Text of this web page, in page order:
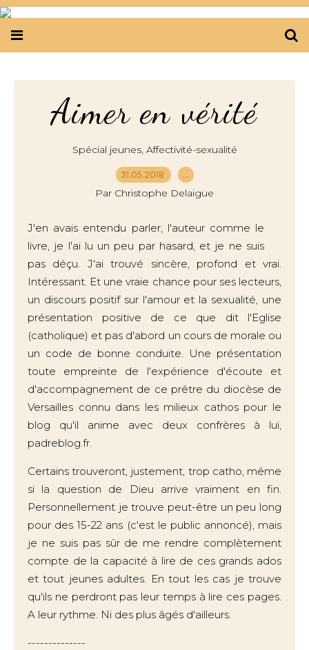
Aimer en vérité
Spécial jeunes, Affectivité-sexualité
31.05.2018 …
Par Christophe Delaigue
J'en avais entendu parler, l'auteur comme le
livre, je l'ai lu un peu par hasard, et je ne suis
pas déçu. J'ai trouvé sincère, profond et vrai.
Intéressant. Et une vraie chance pour ses lecteurs,
un discours positif sur l'amour et la sexualité, une
présentation positive de ce que dit l'Eglise
(catholique) et pas d'abord un cours de morale ou
un code de bonne conduite. Une présentation
toute empreinte de l'expérience d'écoute et
d'accompagnement de ce prêtre du diocèse de
Versailles connu dans les milieux cathos pour le
blog qu'il anime avec deux confrères à lui,
padreblog.fr.
Certains trouveront, justement, trop catho, même
si la question de Dieu arrive vraiment en fin.
Personnellement je trouve peut-être un peu long
pour des 15-22 ans (c'est le public annoncé), mais
je ne suis pas sûr de me rendre complètement
compte de la capacité à lire de ces grands ados
et tout jeunes adultes. En tout les cas je trouve
qu'ils ne perdront pas leur temps à lire ces pages.
A leur rythme. Ni des plus âgés d'ailleurs.
--------------